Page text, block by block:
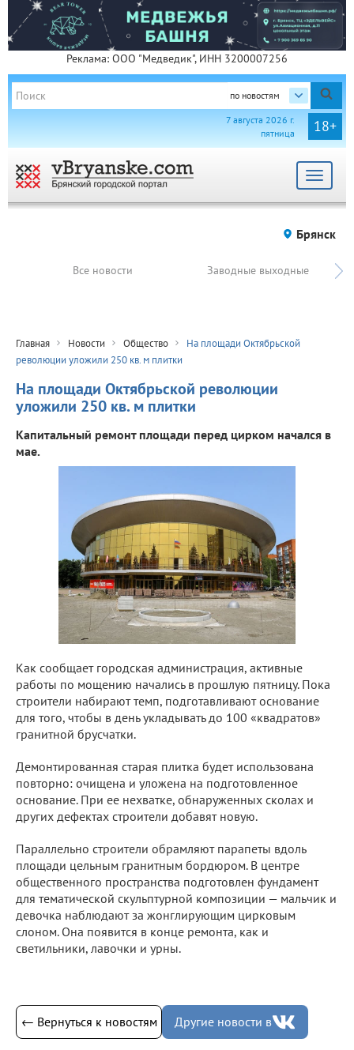
Реклама: ООО "Медведик", ИНН 3200007256
по новостям
18+
7 августа 2026 г.
пятница
Toggle
Брянск
Все новости Заводные выходные
Главная Новости Общество
На площади Октябрьской
революции уложили 250 кв. м плитки
На площади Октябрьской революции
уложили 250 кв. м плитки
Капитальный ремонт площади перед цирком начался в
мае.
Как сообщает городская администрация, активные
работы по мощению начались в прошлую пятницу. Пока
строители набирают темп, подготавливают основание
для того, чтобы в день укладывать до 100 «квадратов»
гранитной брусчатки.
Демонтированная старая плитка будет использована
повторно: очищена и уложена на подготовленное
основание. При ее нехватке, обнаруженных сколах и
других дефектах строители добавят новую.
Параллельно строители обрамляют парапеты вдоль
площади цельным гранитным бордюром. В центре
общественного пространства подготовлен фундамент
для тематической скульптурной композиции — мальчик и
девочка наблюдают за жонглирующим цирковым
слоном. Она появится в конце ремонта, как и
светильники, лавочки и урны.
← Вернуться к новостям Другие новости в